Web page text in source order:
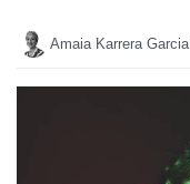
Amaia Karrera Garcia